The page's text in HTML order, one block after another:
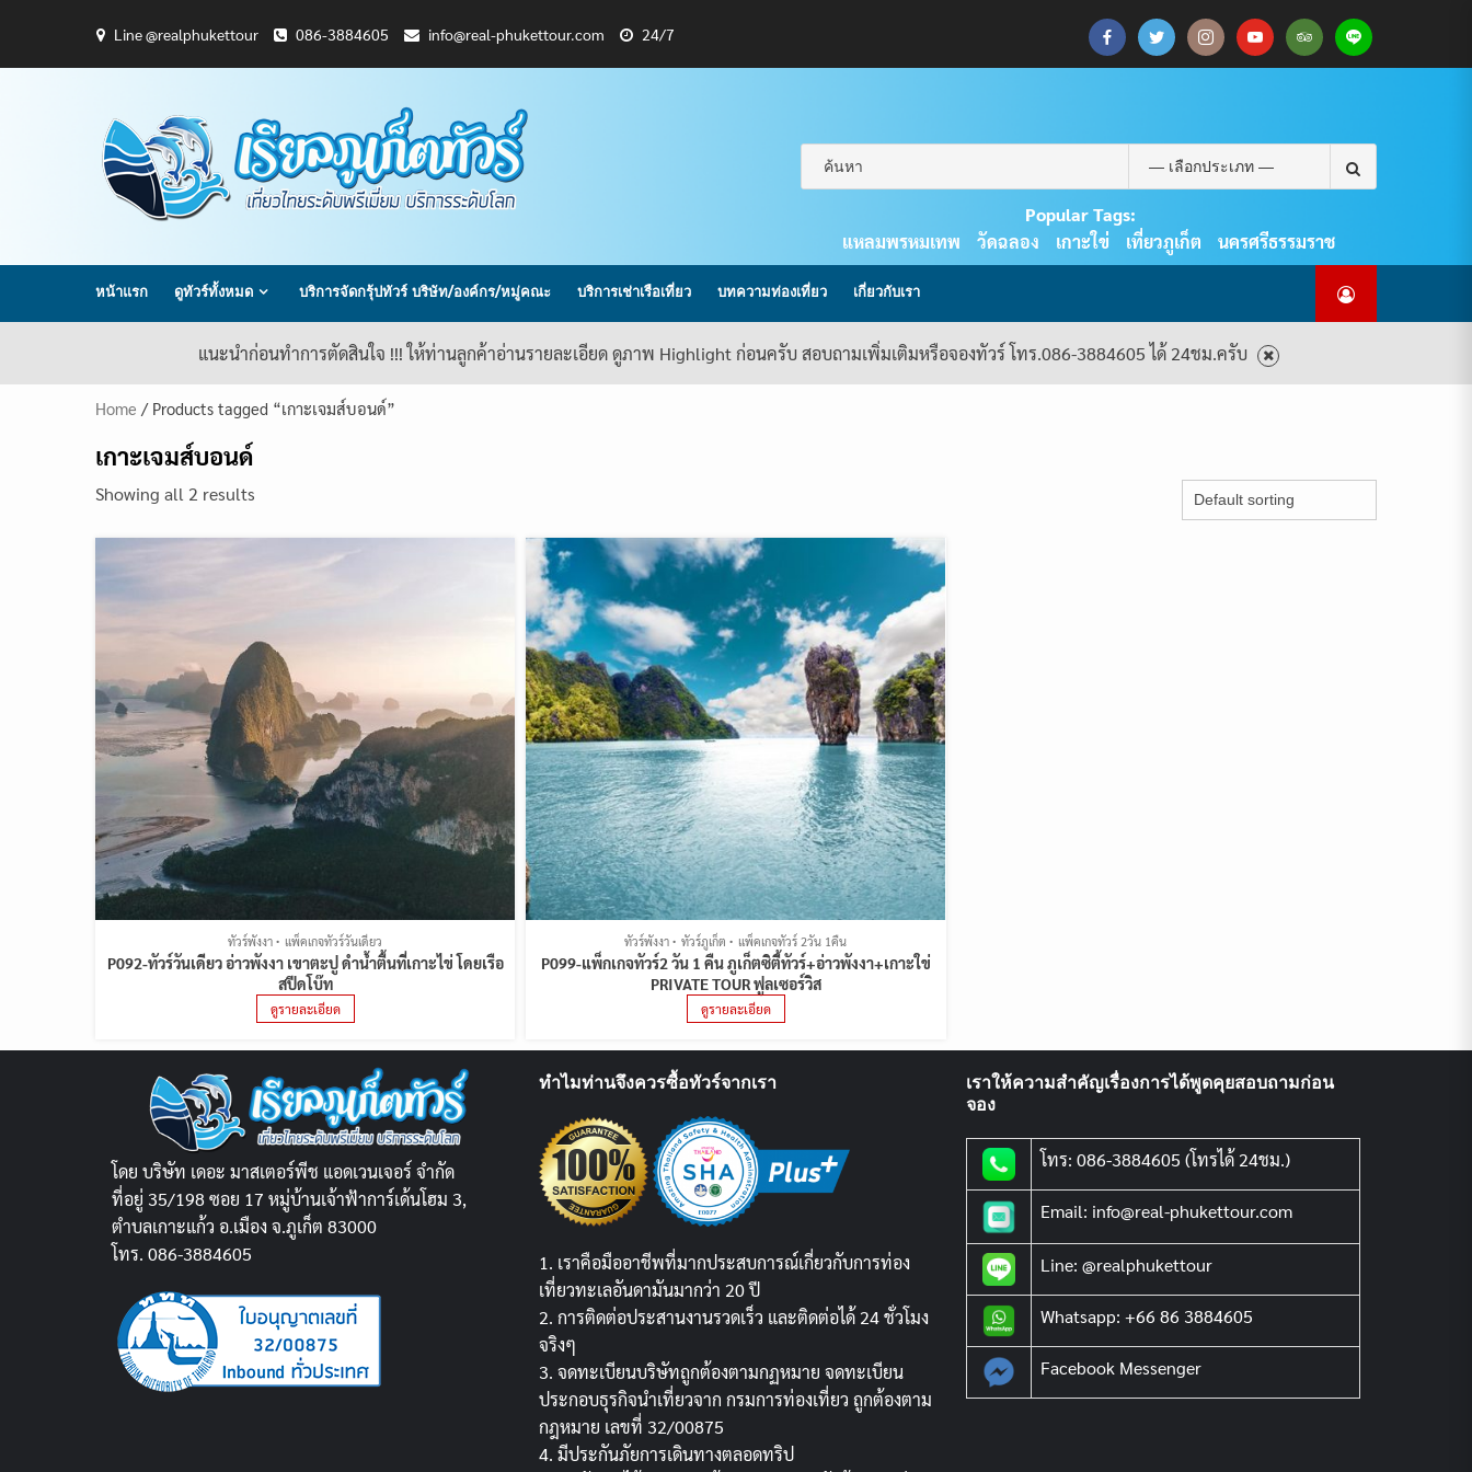
content
Line @realphukettour 086-3884605 info@real-phukettour.com
24/7
CHECKOUT
SAMPLE
บทความ
ยินดี
PHUKET
เกี่ยว
แพ็คเกจ
Search
for:
Popular Tags:
แหลมพรหมเทพ
วัดฉลอง เกาะใข่ เที่ยวภูเก็ต นครศรีธรรมราช
หน้าแรก ดูทัวร์ทั้งหมด บริการจัดกรุ้ปทัวร์ บริษัท/องค์กร/หมู่คณะ บริการเช่าเรือเที่ยว บทความท่องเที่ยว เกี่ยวกับเรา
แนะนำก่อนทำการตัดสินใจ !!! ให้ท่านลูกค้าอ่านรายละเอียด ดูภาพ Highlight ก่อนครับ สอบถามเพิ่มเติมหรือจองทัวร์ โทร.086-3884605 ได้ 24ชม.ครับ
Home / Products tagged “เกาะเจมส์บอนด์”
เกาะเจมส์บอนด์
Showing all 2 results
ทัวร์พังงา แพ็คเกจทัวร์วันเดียว
P092-ทัวร์วันเดียว อ่าวพังงา เขาตะปู ดำน้ำตื้นที่เกาะไข่ โดยเรือ
สปีดโบ๊ท
ดูรายละเอียด
ทัวร์พังงา ทัวร์ภูเก็ต แพ็คเกจทัวร์ 2วัน 1คืน
P099-แพ็กเกจทัวร์2 วัน 1 คืน ภูเก็ตซิตี้ทัวร์+อ่าวพังงา+เกาะใข่
PRIVATE TOUR ฟูลเซอร์วิส
ดูรายละเอียด
โดย บริษัท เดอะ มาสเตอร์พีช แอดเวนเจอร์ จำกัด
ที่อยู่ 35/198 ซอย 17 หมู่บ้านเจ้าฟ้าการ์เด้นโฮม 3,
ตำบลเกาะแก้ว อ.เมือง จ.ภูเก็ต 83000
โทร. 086-3884605
ทำไมท่านจึงควรซื้อทัวร์จากเรา
1. เราคือมืออาชีพที่มากประสบการณ์เกี่ยวกับการท่อง
เที่ยวทะเลอันดามันมากว่า 20 ปี
2. การติดต่อประสานงานรวดเร็ว และติดต่อได้ 24 ชั่วโมง
จริงๆ
3. จดทะเบียนบริษัทถูกต้องตามกฏหมาย จดทะเบียน
ประกอบธุรกิจนำเที่ยวจาก กรมการท่องเที่ยว ถูกต้องตาม
กฎหมาย เลขที่ 32/00875
4. มีประกันภัยการเดินทางตลอดทริป
เราให้ความสำคัญเรื่องการได้พูดคุยสอบถามก่อน
จอง
โทร: 086-3884605 (โทรได้ 24ชม.)
Email: info@real-phukettour.com
Line: @realphukettour
Whatsapp: +66 86 3884605
Facebook Messenger